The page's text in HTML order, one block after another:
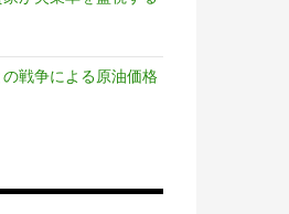
戦争による原油価格